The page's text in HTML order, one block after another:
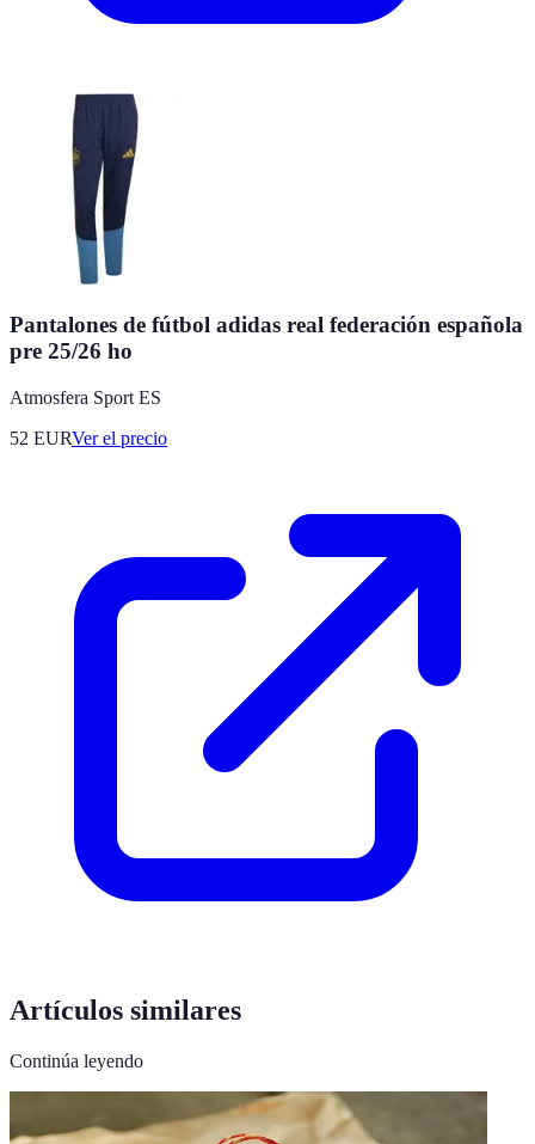
Pantalones de fútbol adidas real federación española
pre 25/26 ho
Atmosfera Sport ES
52 EURVer el precio
Artículos similares
Continúa leyendo